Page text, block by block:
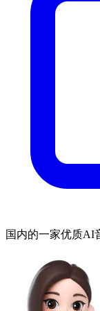
国内的一家优质AI